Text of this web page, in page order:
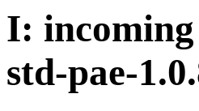
I: incoming
std-pae-